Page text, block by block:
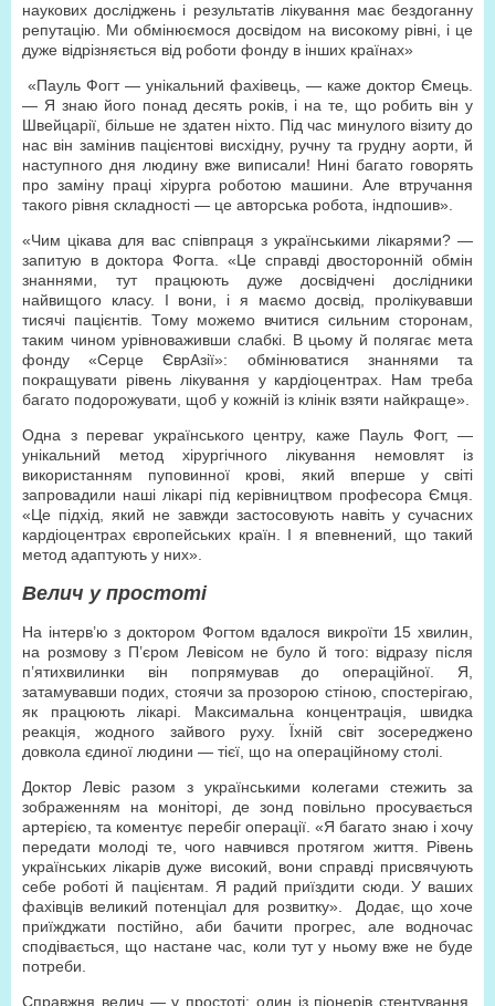
наукових досліджень і результатів лікування має бездоганну
репутацію. Ми обмінюємося досвідом на високому рівні, і це
дуже відрізняється від роботи фонду в інших країнах»
«Пауль Фогт — унікальний фахівець, — каже доктор Ємець.
— Я знаю його понад десять років, і на те, що робить він у
Швейцарії, більше не здатен ніхто. Під час минулого візиту до
нас він замінив пацієнтові висхідну, ручну та грудну аорти, й
наступного дня людину вже виписали! Нині багато говорять
про заміну праці хірурга роботою машини. Але втручання
такого рівня складності — це авторська робота, індпошив».
«Чим цікава для вас співпраця з українськими лікарями? —
запитую в доктора Фогта. «Це справді двосторонній обмін
знаннями, тут працюють дуже досвідчені дослідники
найвищого класу. І вони, і я маємо досвід, пролікувавши
тисячі пацієнтів. Тому можемо вчитися сильним сторонам,
таким чином урівноваживши слабкі. В цьому й полягає мета
фонду «Серце ЄврАзії»: обмінюватися знаннями та
покращувати рівень лікування у кардіоцентрах. Нам треба
багато подорожувати, щоб у кожній із клінік взяти найкраще».
Одна з переваг українського центру, каже Пауль Фогт, —
унікальний метод хірургічного лікування немовлят із
використанням пуповинної крові, який вперше у світі
запровадили наші лікарі під керівництвом професора Ємця.
«Це підхід, який не завжди застосовують навіть у сучасних
кардіоцентрах європейських країн. І я впевнений, що такий
метод адаптують у них».
Велич у простоті
На інтерв’ю з доктором Фогтом вдалося викроїти 15 хвилин,
на розмову з П’єром Левісом не було й того: відразу після
п’ятихвилинки він попрямував до операційної. Я,
затамувавши подих, стоячи за прозорою стіною, спостерігаю,
як працюють лікарі. Максимальна концентрація, швидка
реакція, жодного зайвого руху. Їхній світ зосереджено
довкола єдиної людини — тієї, що на операційному столі.
Доктор Левіс разом з українськими колегами стежить за
зображенням на моніторі, де зонд повільно просувається
артерією, та коментує перебіг операції. «Я багато знаю і хочу
передати молоді те, чого навчився протягом життя. Рівень
українських лікарів дуже високий, вони справді присвячують
себе роботі й пацієнтам. Я радий приїздити сюди. У ваших
фахівців великий потенціал для розвитку». Додає, що хоче
приїжджати постійно, аби бачити прогрес, але водночас
сподівається, що настане час, коли тут у ньому вже не буде
потреби.
Справжня велич — у простоті: один із піонерів стентування,